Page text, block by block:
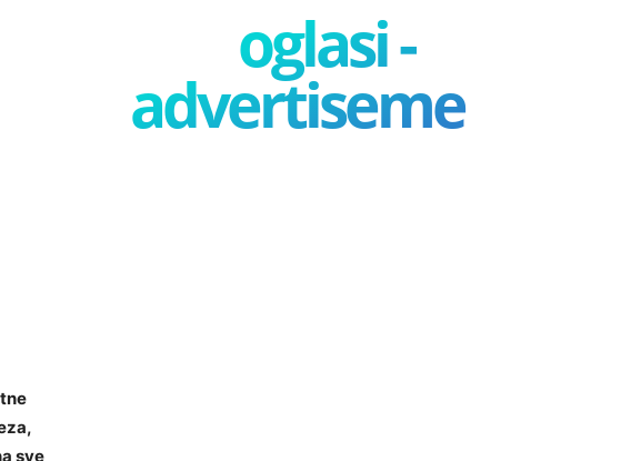
sve
oglasi -
advertisement